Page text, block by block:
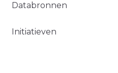
Databronnen
Initiatieven